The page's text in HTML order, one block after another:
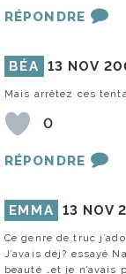
RÉPONDRE
BÉA 13 NOV
Mais arrêtez ces
0
RÉPONDRE
EMMA 13 NOV
Ce genre de truc
J’avais déj? essayé
beauté …et je n’avais